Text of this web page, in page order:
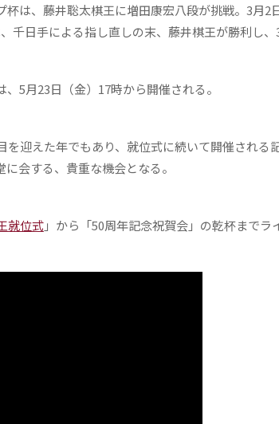
は、藤井聡太棋王に増田康宏八段が挑戦。3月2
千日手による指し直しの末、藤井棋王が勝利し、
5月23日（金）17時から開催される。
迎えた年でもあり、就位式に続いて開催される
会する、貴重な機会となる。
就位式」から「50周年記念祝賀会」の乾杯までラ